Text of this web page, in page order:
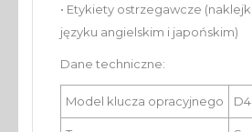
• Etykiety ostrzegawcze
języku angielskim i japońskim)
Dane techniczne:
Model klucza opracyjnego